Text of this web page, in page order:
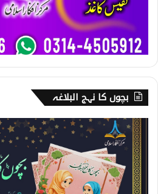
بچوں کا نہج البلاغہ